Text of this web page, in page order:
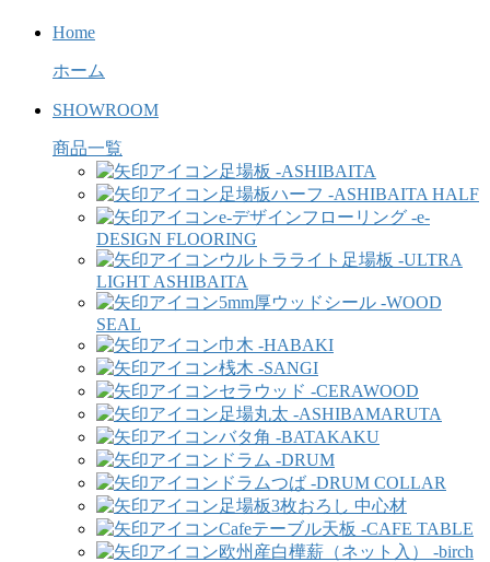
Home
ホーム
SHOWROOM
商品一覧
足場板 -ASHIBAITA
足場板ハーフ -ASHIBAITA HALF
e-デザインフローリング -e-
DESIGN FLOORING
ウルトラライト足場板 -ULTRA
LIGHT ASHIBAITA
5mm厚ウッドシール -WOOD
SEAL
巾木 -HABAKI
桟木 -SANGI
セラウッド -CERAWOOD
足場丸太 -ASHIBAMARUTA
バタ角 -BATAKAKU
ドラム -DRUM
ドラムつば -DRUM COLLAR
足場板3枚おろし 中心材
Cafeテーブル天板 -CAFE TABLE
欧州産白樺薪（ネット入） -birch